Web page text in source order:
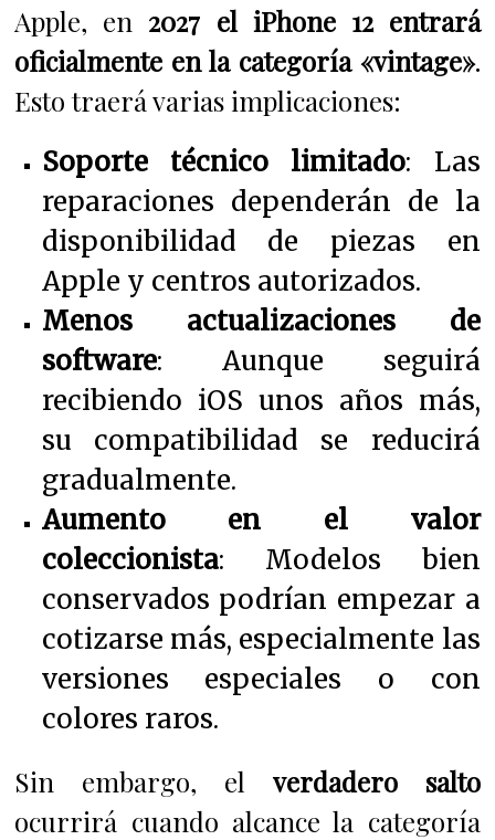
Apple, en 2027 el iPhone 12 entrará
oficialmente en la categoría «vintage».
Esto traerá varias implicaciones:
Soporte técnico limitado: Las
reparaciones dependerán de la
disponibilidad de piezas en
Apple y centros autorizados.
Menos actualizaciones de
software: Aunque seguirá
recibiendo iOS unos años más,
su compatibilidad se reducirá
gradualmente.
Aumento en el valor
coleccionista: Modelos bien
conservados podrían empezar a
cotizarse más, especialmente las
versiones especiales o con
colores raros.
Sin embargo, el verdadero salto
ocurrirá cuando alcance la categoría